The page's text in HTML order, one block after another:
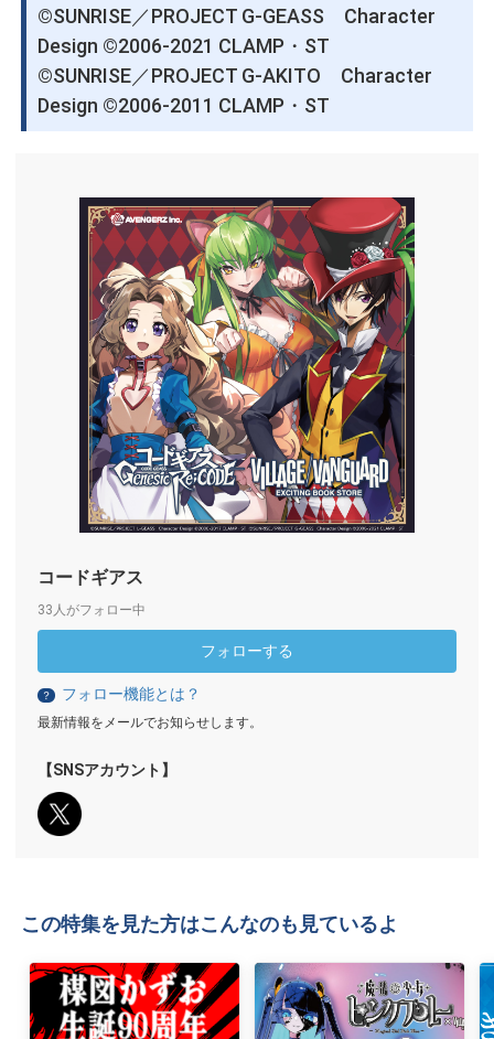
©SUNRISE／PROJECT G-GEASS Character
Design ©2006-2021 CLAMP・ST
©SUNRISE／PROJECT G-AKITO Character
Design ©2006-2011 CLAMP・ST
コードギアス
33人がフォロー中
フォローする
？ フォロー機能とは？
最新情報をメールでお知らせします。
【SNSアカウント】
この特集を見た方はこんなのも見ているよ